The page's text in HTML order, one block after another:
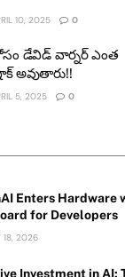
10, 2025 0
డేవిడ్ వార్నర్ ఎంత
అవుతారు!!
5, 2025 0
Enters Hardware
for Developers
18, 2026
Investment in AI: